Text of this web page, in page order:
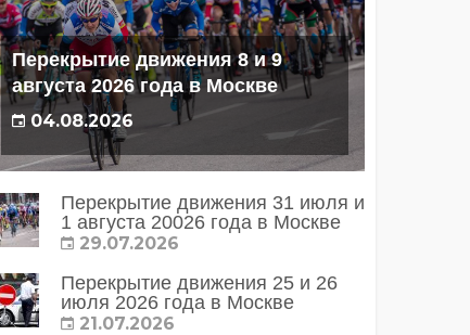
Перекрытие движения 8 и 9
августа 2026 года в Москве
04.08.2026
Перекрытие движения 31 июля и
1 августа 20026 года в Москве
29.07.2026
Перекрытие движения 25 и 26
июля 2026 года в Москве
21.07.2026